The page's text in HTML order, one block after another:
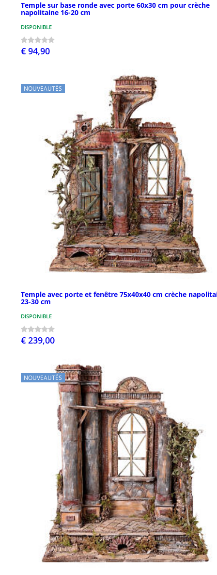
Temple sur base ronde avec porte 60x30 cm pour crèche
napolitaine 16-20 cm
DISPONIBLE
€ 94,90
NOUVEAUTÉS
Temple avec porte et fenêtre 75x40x40 cm crèche
23-30 cm
DISPONIBLE
€ 239,00
NOUVEAUTÉS